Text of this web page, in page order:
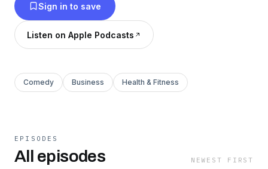
Sign in to save
Listen on Apple Podcasts
Comedy Business Health & Fitness
EPISODES
All episodes NEWEST FIRST